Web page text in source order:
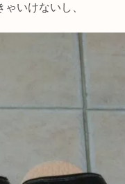
いけないし、